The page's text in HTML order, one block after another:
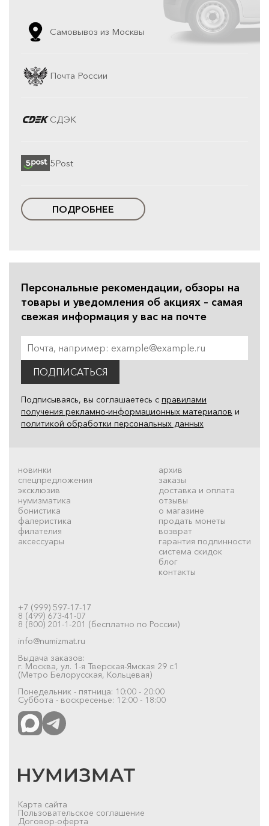
Самовывоз из Москвы
Почта России
СДЭК
5Post
ПОДРОБНЕЕ
Персональные рекомендации, обзоры на
товары и уведомления об акциях – самая
свежая информация у вас на почте
ПОДПИСАТЬСЯ
Подписываясь, вы соглашаетесь с правилами
получения рекламно-информационных материалов и
политикой обработки персональных данных
новинки
спецпредложения
эксклюзив
нумизматика
бонистика
фалеристика
филателия
аксессуары
архив
заказы
доставка и оплата
отзывы
о магазине
продать монеты
возврат
гарантия подлинности
система скидок
блог
контакты
+7 (999) 597-17-17
8 (499) 673-41-07
8 (800) 201-1-201 (бесплатно по России)
info@numizmat.ru
Выдача заказов:
г. Москва, ул. 1-я Тверская-Ямская 29 с1
(Метро Белорусская, Кольцевая)
Понедельник - пятница: 10:00 - 20:00
Суббота - воскресенье: 12:00 - 18:00
Карта сайта
Пользовательское соглашение
Договор-оферта